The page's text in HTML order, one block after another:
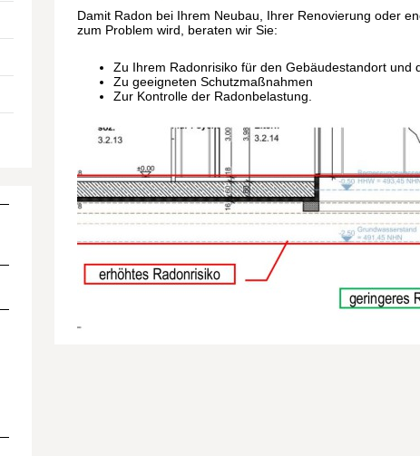
Damit Radon bei Ihrem Neubau, Ihrer Renovierung oder
zum Problem wird, beraten wir Sie:
Zu Ihrem Radonrisiko für den Gebäudestandort und
Zu geeigneten Schutzmaßnahmen
Zur Kontrolle der Radonbelastung.